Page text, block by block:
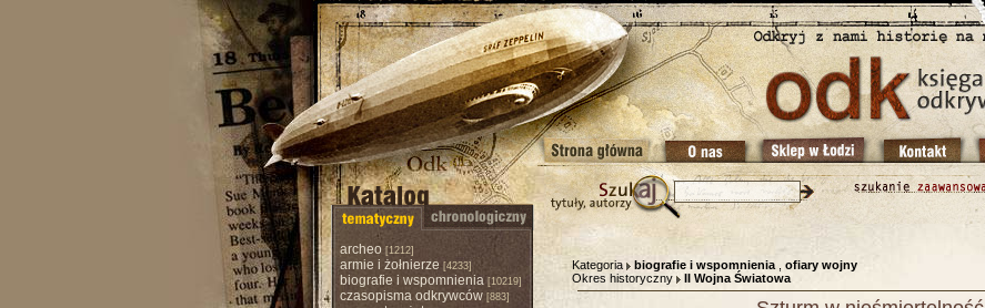
archeo [1212]
armie i żołnierze [4233]
biografie i wspomnienia[10219]
czasopisma odkrywców[883]
Kategoria biografie i wspomnienia, ofiary wojny
Okres historyczny
II Wojna Światowa